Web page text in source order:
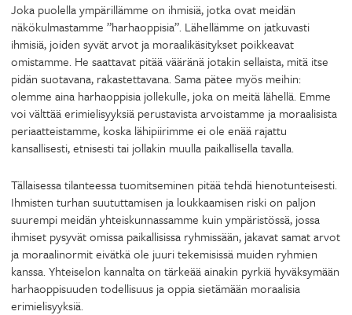
Joka puolella ympärillämme on ihmisiä, jotka ovat meidän
näkökulmastamme ”harhaoppisia”. Lähellämme on jatkuvasti
ihmisiä, joiden syvät arvot ja moraalikäsitykset poikkeavat
omistamme. He saattavat pitää vääränä jotakin sellaista, mitä itse
pidän suotavana, rakastettavana. Sama pätee myös meihin:
olemme aina harhaoppisia jollekulle, joka on meitä lähellä. Emme
voi välttää erimielisyyksiä perustavista arvoistamme ja moraalisista
periaatteistamme, koska lähipiirimme ei ole enää rajattu
kansallisesti, etnisesti tai jollakin muulla paikallisella tavalla.
Tällaisessa tilanteessa tuomitseminen pitää tehdä hienotunteisesti.
Ihmisten turhan suututtamisen ja loukkaamisen riski on paljon
suurempi meidän yhteiskunnassamme kuin ympäristössä, jossa
ihmiset pysyvät omissa paikallisissa ryhmissään, jakavat samat arvot
ja moraalinormit eivätkä ole juuri tekemisissä muiden ryhmien
kanssa. Yhteiselon kannalta on tärkeää ainakin pyrkiä hyväksymään
harhaoppisuuden todellisuus ja oppia sietämään moraalisia
erimielisyyksiä.